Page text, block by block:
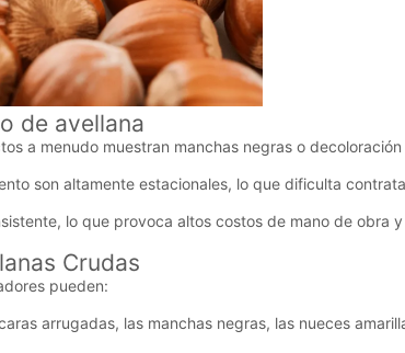
de avellana
a menudo muestran manchas negras o decoloración
son altamente estacionales, lo que dificulta
lo que provoca altos costos de mano de obra y
Crudas
pueden:
arrugadas, las manchas negras, las nueces